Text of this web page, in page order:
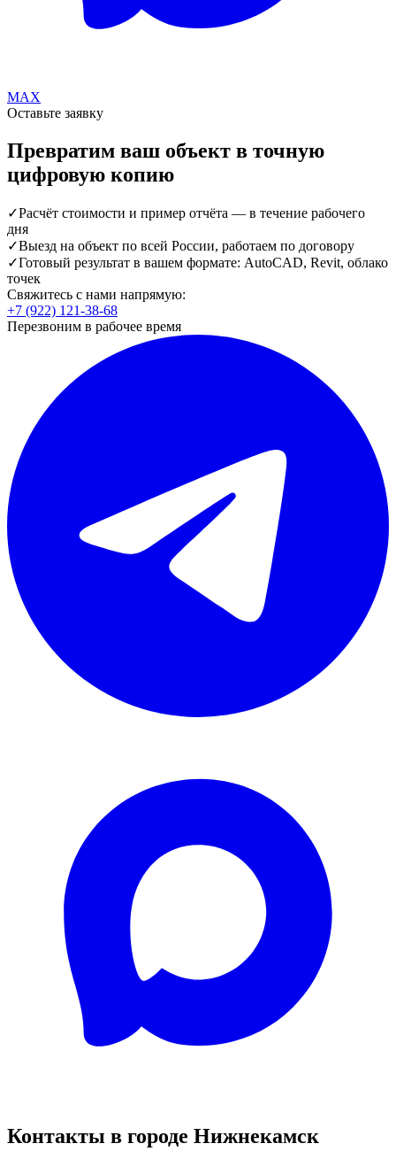
MAX
Оставьте заявку
Превратим ваш объект в точную
цифровую копию
✓Расчёт стоимости и пример отчёта — в течение рабочего
дня
✓Выезд на объект по всей России, работаем по договору
✓Готовый результат в вашем формате: AutoCAD, Revit, облако
точек
Свяжитесь с нами напрямую:
+7 (922) 121-38-68
Перезвоним в рабочее время
Контакты в городе Нижнекамск